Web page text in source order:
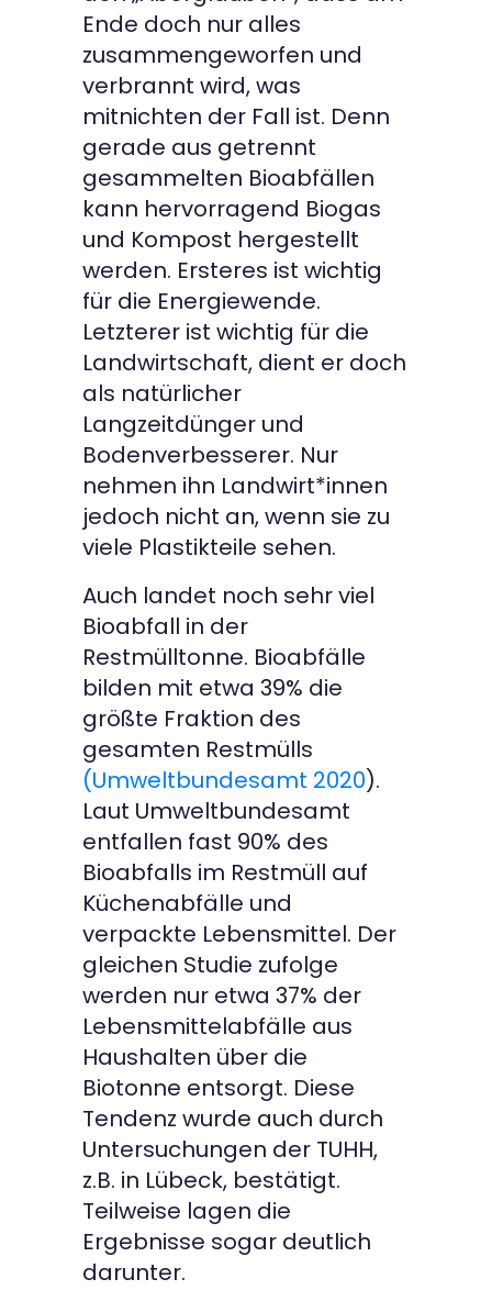
Ende doch nur alles
zusammengeworfen und
verbrannt wird, was
mitnichten der Fall ist. Denn
gerade aus getrennt
gesammelten Bioabfällen
kann hervorragend Biogas
und Kompost hergestellt
werden. Ersteres ist wichtig
für die Energiewende.
Letzterer ist wichtig für die
Landwirtschaft, dient er doch
als natürlicher
Langzeitdünger und
Bodenverbesserer. Nur
nehmen ihn Landwirt*innen
jedoch nicht an, wenn sie zu
viele Plastikteile sehen.
Auch landet noch sehr viel
Bioabfall in der
Restmülltonne. Bioabfälle
bilden mit etwa 39% die
größte Fraktion des
gesamten Restmülls
(Umweltbundesamt 2020).
Laut Umweltbundesamt
entfallen fast 90% des
Bioabfalls im Restmüll auf
Küchenabfälle und
verpackte Lebensmittel. Der
gleichen Studie zufolge
werden nur etwa 37% der
Lebensmittelabfälle aus
Haushalten über die
Biotonne entsorgt. Diese
Tendenz wurde auch durch
Untersuchungen der TUHH,
z.B. in Lübeck, bestätigt.
Teilweise lagen die
Ergebnisse sogar deutlich
darunter.